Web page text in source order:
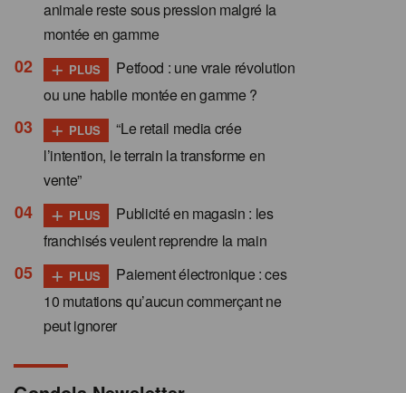
animale reste sous pression malgré la
montée en gamme
+ PLUS
Petfood : une vraie révolution
ou une habile montée en gamme ?
+ PLUS
“Le retail media crée
l’intention, le terrain la transforme en
vente”
+ PLUS
Publicité en magasin : les
franchisés veulent reprendre la main
+ PLUS
Paiement électronique : ces
10 mutations qu’aucun commerçant ne
peut ignorer